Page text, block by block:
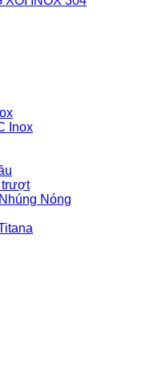
Inox
trượt
Nóng